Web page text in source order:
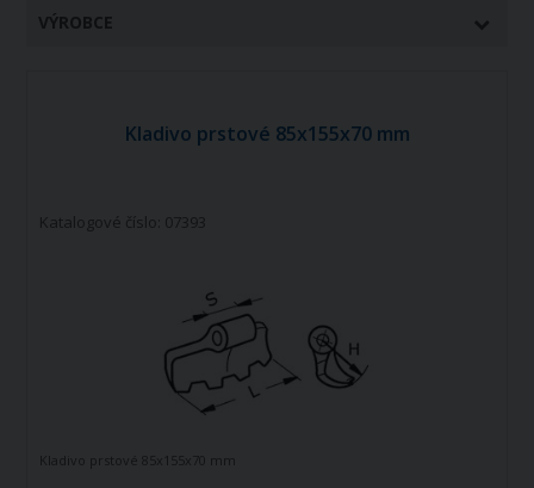
VÝROBCE
Kladivo prstové 85x155x70 mm
Katalogové číslo: 07393
Kladivo prstové 85x155x70 mm